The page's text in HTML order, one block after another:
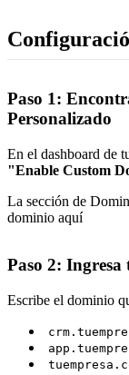
Paso 1:
Personalizado
En el dashboard de
"Enable Custom
La sección de
dominio aquí
Paso 2:
Escribe el dominio